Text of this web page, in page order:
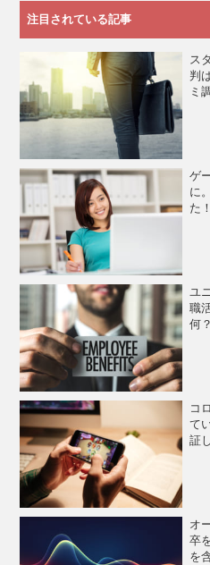
注目されている記事
ス
判
ミ
ゲ
に
た
ユ
職
何
コ
て
証
オ
卒
を